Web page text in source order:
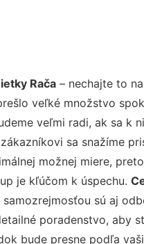
Rača – nechajte to
veľké množstvo
veľmi radi, ak sa k
sa snažíme
možnej miere,
je kľúčom k úspechu.
samozrejmosťou sú aj
poradenstvo, aby
bude presne podľa